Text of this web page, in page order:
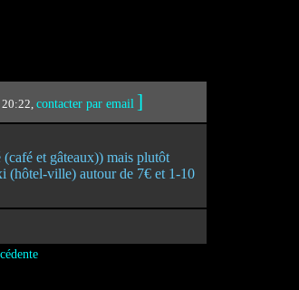
contacter par email ]
(café et gâteaux)) mais plutôt
(hôtel-ville) autour de 7€ et 1-10